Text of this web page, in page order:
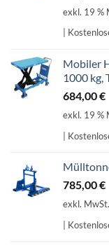
exkl. 19 %
|
Mobiler
1000 kg,
684,00€
exkl. 19 %
|
785,00€
exkl. MwSt.
|